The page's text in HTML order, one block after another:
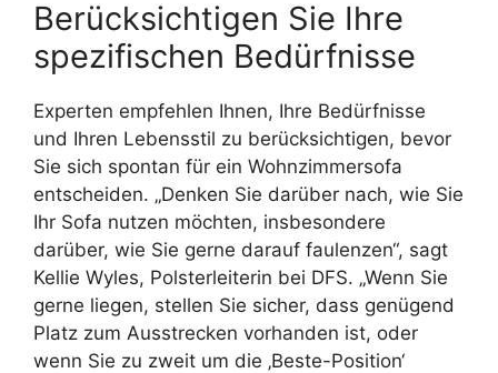
Berücksichtigen Sie Ihre
spezifischen Bedürfnisse
Experten empfehlen Ihnen, Ihre Bedürfnisse
und Ihren Lebensstil zu berücksichtigen, bevor
Sie sich spontan für ein Wohnzimmersofa
entscheiden. „Denken Sie darüber nach, wie Sie
Ihr Sofa nutzen möchten, insbesondere
darüber, wie Sie gerne darauf faulenzen“, sagt
Kellie Wyles, Polsterleiterin bei DFS. „Wenn Sie
gerne liegen, stellen Sie sicher, dass genügend
Platz zum Ausstrecken vorhanden ist, oder
wenn Sie zu zweit um die ‚Beste-Position‘